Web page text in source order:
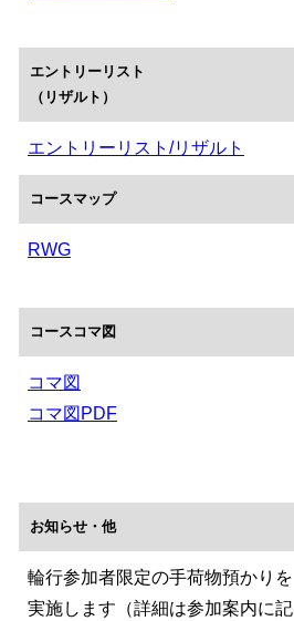
エントリーリスト
（リザルト）
エントリーリスト/リザルト
コースマップ
RWG
コースコマ図
コマ図
コマ図PDF
お知らせ・他
輪行参加者限定の手荷物預かりを
実施します（詳細は参加案内に記